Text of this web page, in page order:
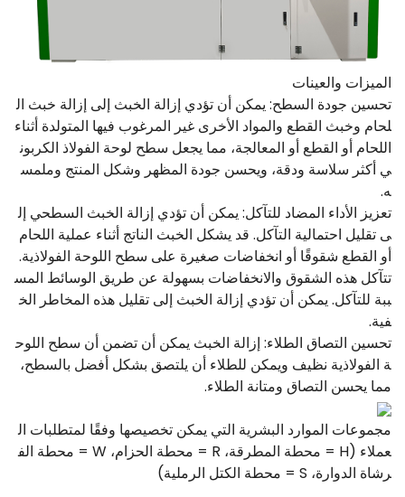
الميزات والعينات
تحسين جودة السطح: يمكن أن تؤدي إزالة الخبث إلى إزالة خبث ال
لحام وخبث القطع والمواد الأخرى غير المرغوب فيها المتولدة أثناء
اللحام أو القطع أو المعالجة، مما يجعل سطح لوحة الفولاذ الكربون
ي أكثر سلاسة ودقة، ويحسن جودة المظهر وشكل المنتج وملمس
ه.
تعزيز الأداء المضاد للتآكل: يمكن أن تؤدي إزالة الخبث السطحي إل
ى تقليل احتمالية التآكل. قد يشكل الخبث الناتج أثناء عملية اللحام
أو القطع شقوقًا أو انخفاضات صغيرة على سطح اللوحة الفولاذية.
تتآكل هذه الشقوق والانخفاضات بسهولة عن طريق الوسائط المس
ببة للتآكل. يمكن أن تؤدي إزالة الخبث إلى تقليل هذه المخاطر الخ
فية.
تحسين التصاق الطلاء: إزالة الخبث يمكن أن تضمن أن سطح اللوح
ة الفولاذية نظيف ويمكن للطلاء أن يلتصق بشكل أفضل بالسطح،
مما يحسن التصاق ومتانة الطلاء.
مجموعات الموارد البشرية التي يمكن تخصيصها وفقًا لمتطلبات ال
عملاء (H = محطة المطرقة، R = محطة الحزام، W = محطة الف
رشاة الدوارة، S = محطة الكتل الرملية)